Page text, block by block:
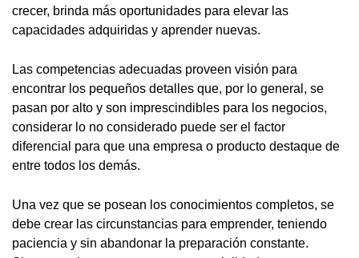
crecer, brinda más oportunidades para elevar las
capacidades adquiridas y aprender nuevas.
Las competencias adecuadas proveen visión para
encontrar los pequeños detalles que, por lo general, se
pasan por alto y son imprescindibles para los negocios,
considerar lo no considerado puede ser el factor
diferencial para que una empresa o producto destaque de
entre todos los demás.
Una vez que se posean los conocimientos completos, se
debe crear las circunstancias para emprender, teniendo
paciencia y sin abandonar la preparación constante.